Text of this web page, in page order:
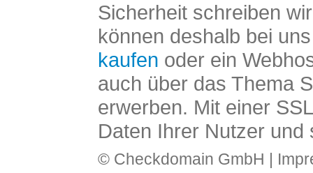
Sicherheit schreiben
können deshalb bei
kaufen oder ein
auch über das Thema
erwerben. Mit einer
Daten Ihrer Nutzer und
© Checkdomain GmbH |